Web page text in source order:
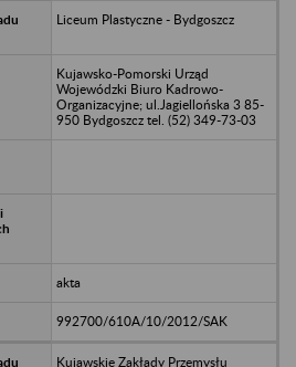
Liceum Plastyczne - Bydgoszcz
Kujawsko-Pomorski Urząd
Wojewódzki Biuro Kadrowo-
Organizacyjne; ul.Jagiellońska 3 85-
950 Bydgoszcz tel. (52) 349-73-03
akta
992700/610A/10/2012/SAK
Kujawskie Zakłady Przemysłu